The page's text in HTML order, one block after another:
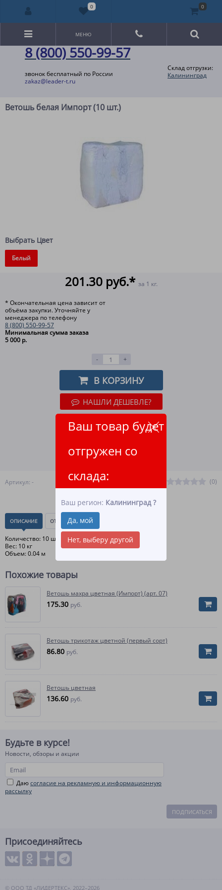
8 (800) 550-99-57
звонок бесплатный по России
zakaz@leader-t.ru
Склад отгрузки:
Калининград
Ваш товар будет
отгружен со
склада:
Ваш регион: Калининград ?
Да, мой
Нет, выберу другой
МЕНЮ
Ветошь белая Импорт (10 шт.)
Артикул: - (0)
Выбрать Цвет
Белый
201.30 руб.* за 1 кг.
* Окончательная цена зависит от
объёма закупки. Уточняйте у
менеджера по телефону
8 (800) 550-99-57
Минимальная сумма заказа
5 000 р.
- +
В КОРЗИНУ
НАШЛИ ДЕШЕВЛЕ?
ПОДРОБНЕЕ О ДОСТАВКЕ
ОПИСАНИЕ ОТЗЫВЫ(0)
Количество: 10 шт
Вес: 10 кг
Объем: 0.04 м
Похожие товары
Ветошь махра цветная (Импорт) (арт. 07)
175.30 руб.
Ветошь трикотаж цветной (первый сорт)
86.80 руб.
Ветошь цветная
136.60 руб.
Будьте в курсе!
Новости, обзоры и акции
Даюсогласие на рекламную и информационную
рассылку
ПОДПИСАТЬСЯ
Присоединяйтесь
© ООО ТД «ЛИДЕРТЕКС», 2022–2026
0 0